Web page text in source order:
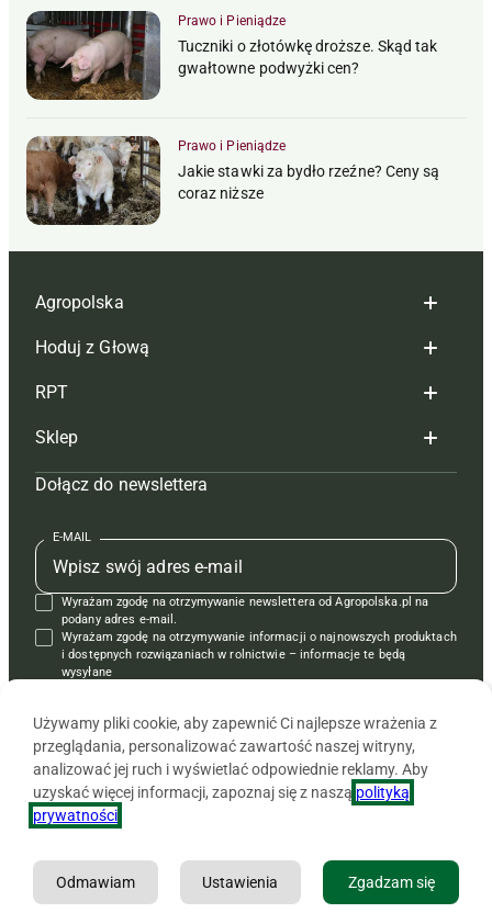
Prawo i Pieniądze
Tuczniki o złotówkę droższe. Skąd tak
gwałtowne podwyżki cen?
Prawo i Pieniądze
Jakie stawki za bydło rzeźne? Ceny są
coraz niższe
Agropolska
Redakcja
Reklama
Tagi
Mapa serwisu
Kontakt
Regulamin
Polityka prywatności
Hoduj z Głową
Hoduj z głową bydło
Hoduj z głową świnie
Prenumerata
Redakcja
Kontakt
Reklama
RPT
Redakcja
Prenumerata
Reklama
Kontakt
Krzyżówki
Sklep
Czasopisma i prenumerata
Książki
Regulamin
Dołącz do newslettera
E-MAIL
Wyrażam zgodę na otrzymywanie newslettera od Agropolska.pl na
podany adres e-mail.
Wyrażam zgodę na otrzymywanie informacji o najnowszych produktach
i dostępnych rozwiązaniach w rolnictwie – informacje te będą
wysyłane
Copyright © 2026 Agencja Promocji Rolnictwa i Agrobiznesu APRA
Używamy pliki cookie, aby zapewnić Ci najlepsze wrażenia z
przeglądania, personalizować zawartość naszej witryny,
analizować jej ruch i wyświetlać odpowiednie reklamy. Aby
uzyskać więcej informacji, zapoznaj się z naszą polityką
prywatności
Zgadzam się
Ustawienia
Odmawiam